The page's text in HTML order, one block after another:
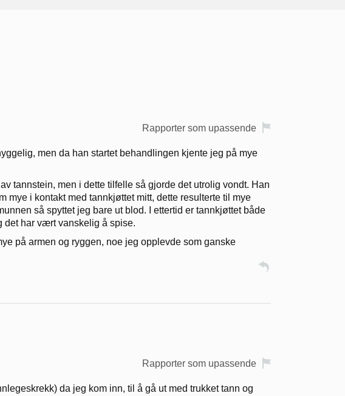
Rapporter som upassende
men da han startet behandlingen kjente jeg på mye
tannstein, men i dette tilfelle så gjorde det utrolig vondt. Han
mye i kontakt med tannkjøttet mitt, dette resulterte til mye
så spyttet jeg bare ut blod. I ettertid er tannkjøttet både
det har vært vanskelig å spise.
på armen og ryggen, noe jeg opplevde som ganske
Rapporter som upassende
da jeg kom inn, til å gå ut med trukket tann og